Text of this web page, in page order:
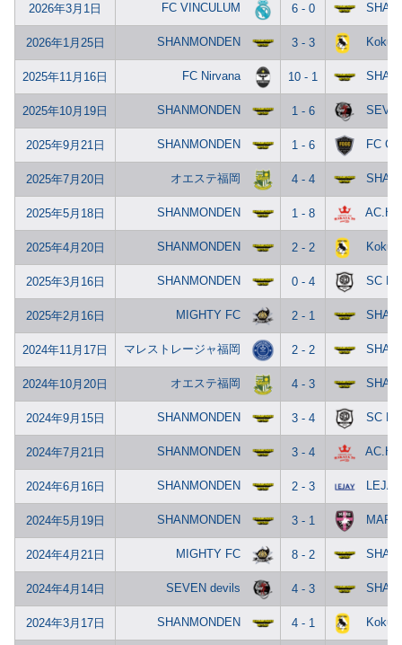
2026年3月1日 FC VINCULUM 6 - 0
2026年1月25日 SHANMONDEN 3 - 3
2025年11月16日 FC Nirvana 10 - 1
2025年10月19日 SHANMONDEN 1 - 6
2025年9月21日 SHANMONDEN 1 - 6 FC
2025年7月20日 オエステ福岡 4 - 4
2025年5月18日 SHANMONDEN 1 - 8
2025年4月20日 SHANMONDEN 2 - 2
2025年3月16日 SHANMONDEN 0 - 4 SC
2025年2月16日 MIGHTY FC 2 - 1
2024年11月17日 マレストレージャ福岡 2 - 2
2024年10月20日 オエステ福岡 4 - 3
2024年9月15日 SHANMONDEN 3 - 4 SC
2024年7月21日 SHANMONDEN 3 - 4
2024年6月16日 SHANMONDEN 2 - 3 LEJAY
2024年5月19日 SHANMONDEN 3 - 1
2024年4月21日 MIGHTY FC 8 - 2
2024年4月14日 SEVEN devils 4 - 3
2024年3月17日 SHANMONDEN 4 - 1